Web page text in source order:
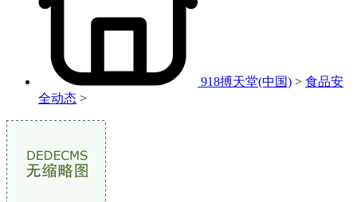
918搏天堂(中国) > 食品安
全动态 >